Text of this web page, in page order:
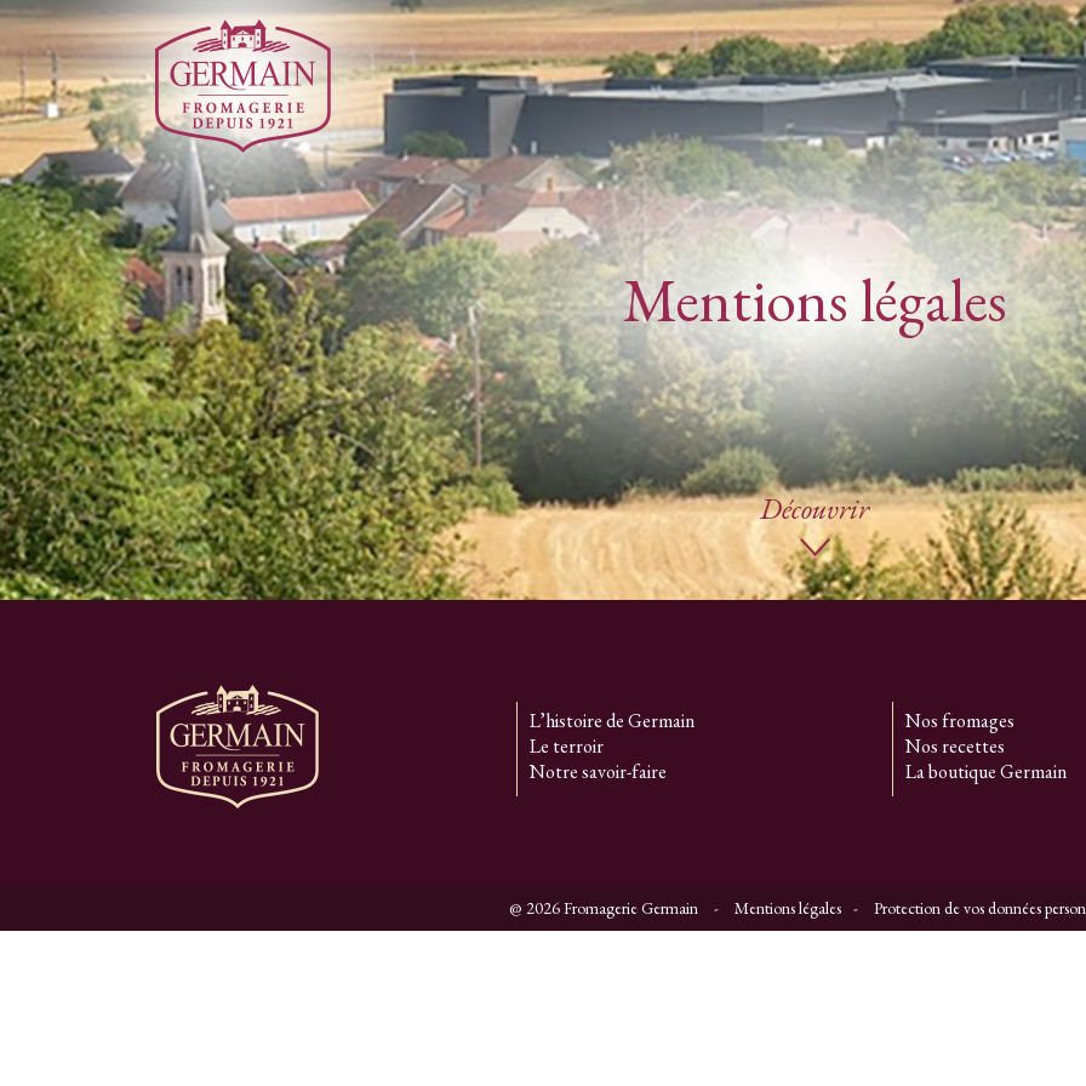
Mentions légales
Découvrir
L’histoire de Germain
Le terroir
Notre savoir-faire
Nos fromages
Nos recettes
La boutique Germain
@ 2026 Fromagerie Germain Mentions légales Protection de vos données